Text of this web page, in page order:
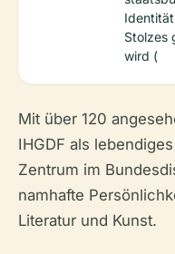
Stolzes
wird (
Mit über 120
IHGDF als
Zentrum im
namhafte
Literatur und Kunst.